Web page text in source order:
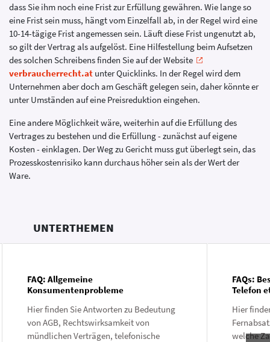
dass Sie ihm noch eine Frist zur Erfüllung gewähren. Wie lange so
eine Frist sein muss, hängt vom Einzelfall ab, in der Regel wird eine
10-14-tägige Frist angemessen sein. Läuft diese Frist ungenutzt ab,
so gilt der Vertrag als aufgelöst. Eine Hilfestellung beim Aufsetzen
des solchen Schreibens finden Sie auf der Website
verbraucherrecht.at unter Quicklinks. In der Regel wird dem
Unternehmen aber doch am Geschäft gelegen sein, daher könnte er
unter Umständen auf eine Preisreduktion eingehen.
Eine andere Möglichkeit wäre, weiterhin auf die Erfüllung des
Vertrages zu bestehen und die Erfüllung - zunächst auf eigene
Kosten - einklagen. Der Weg zu Gericht muss gut überlegt sein, das
Prozesskostenrisiko kann durchaus höher sein als der Wert der
Ware.
UNTERTHEMEN
FAQ: Allgemeine
Konsumentenprobleme
Hier finden Sie Antworten zu Bedeutung
von AGB, Rechtswirksamkeit von
mündlichen Verträgen, telefonische
FAQs:
Telefon
Hier
welche